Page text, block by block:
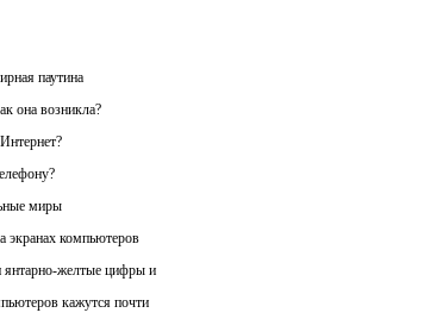
паутина
она возникла?
миры
экранах компьютеров
янтарно-желтые цифры и
кажутся почти